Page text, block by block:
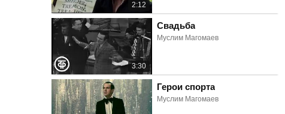
2:12
3:30
Свадьба
Муслим Магомаев
Герои спорта
Муслим Магомаев